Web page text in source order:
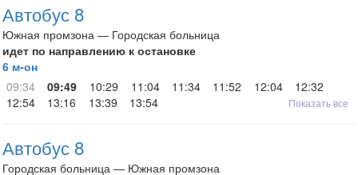
Автобус 8
Южная промзона — Городская больница
идет по направлению к остановке
6 м-он
09:34
09:49 10:29 11:04 11:34 11:52 12:04
12:32
12:54
13:16 13:39 13:54 Показать все
Автобус 8
Городская больница — Южная промзона